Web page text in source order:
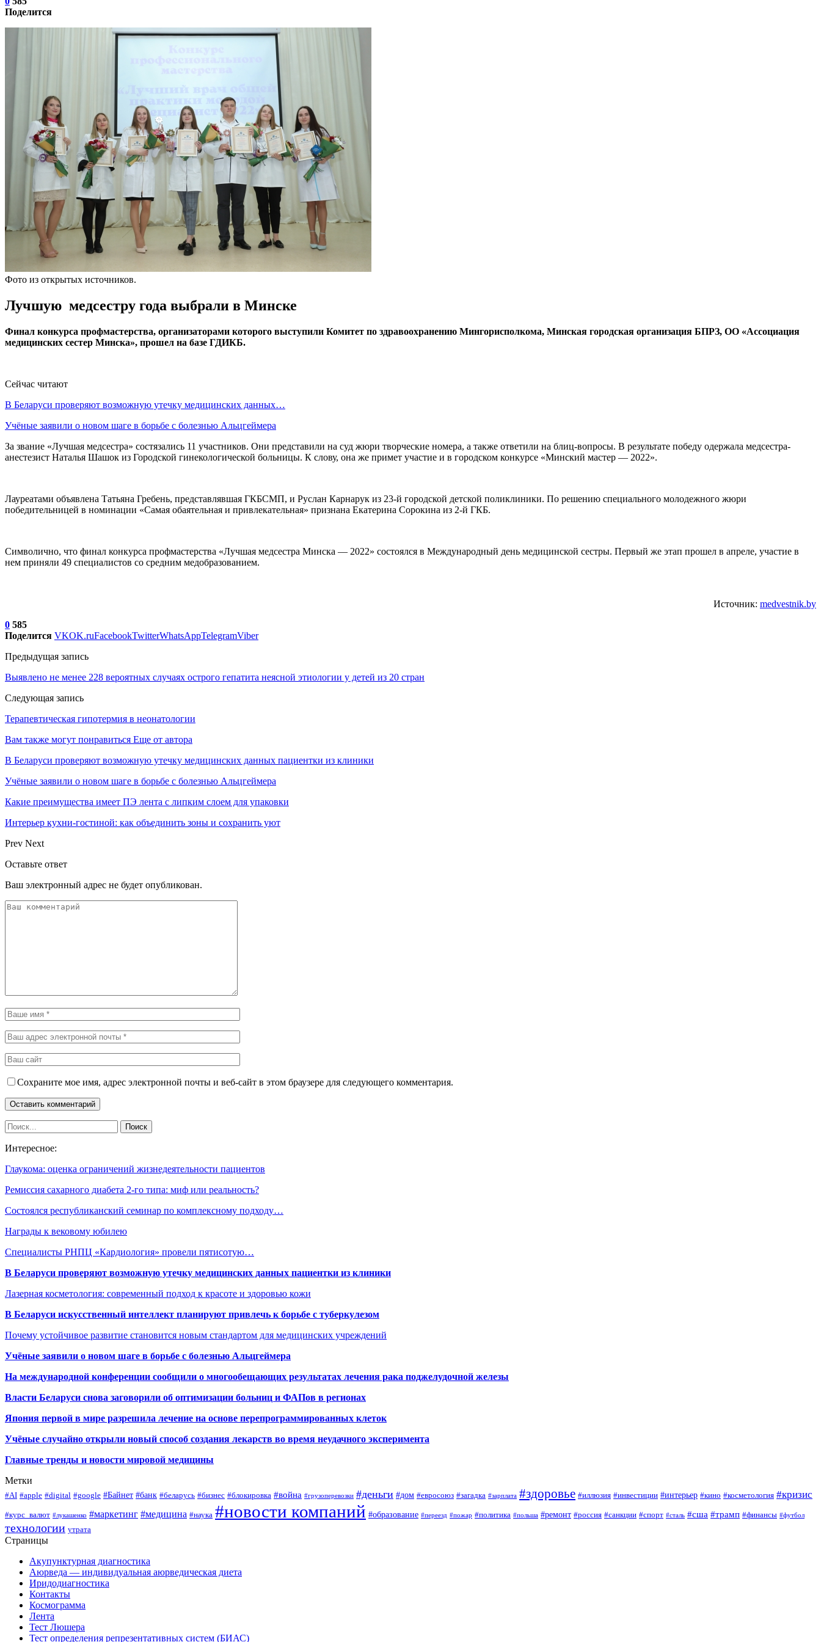
Поделится
Фото из открытых источников.
Лучшую медсестру года выбрали в Минске
Финал конкурса профмастерства, организаторами которого выступили Комитет по здравоохранению Мингорисполкома, Минская городская организация БПРЗ, ОО «Ассоциация
медицинских сестер Минска», прошел на базе ГДИКБ.
Сейчас читают
В Беларуси проверяют возможную утечку медицинских данных…
Учёные заявили о новом шаге в борьбе с болезнью Альцгеймера
За звание «Лучшая медсестра» состязались 11 участников. Они представили на суд жюри творческие номера, а также ответили на блиц-вопросы. В результате победу одержала медсестра-
анестезист Наталья Шашок из Городской гинекологической больницы. К слову, она же примет участие и в городском конкурсе «Минский мастер — 2022».
Лауреатами объявлена Татьяна Гребень, представлявшая ГКБСМП, и Руслан Карнарук из 23-й городской детской поликлиники. По решению специального молодежного жюри
победительницей в номинации «Самая обаятельная и привлекательная» признана Екатерина Сорокина из 2-й ГКБ.
Символично, что финал конкурса профмастерства «Лучшая медсестра Минска — 2022» состоялся в Международный день медицинской сестры. Первый же этап прошел в апреле, участие в
нем приняли 49 специалистов со средним медобразованием.
Источник: medvestnik.by
0 585
Поделится VKOK.ruFacebookTwitterWhatsAppTelegramViber
Предыдущая запись
Выявлено не менее 228 вероятных случаях острого гепатита неясной этиологии у детей из 20 стран
Следующая запись
Терапевтическая гипотермия в неонатологии
Вам также могут понравиться Еще от автора
В Беларуси проверяют возможную утечку медицинских данных пациентки из клиники
Учёные заявили о новом шаге в борьбе с болезнью Альцгеймера
Какие преимущества имеет ПЭ лента с липким слоем для упаковки
Интерьер кухни-гостиной: как объединить зоны и сохранить уют
Prev Next
Оставьте ответ
Ваш электронный адрес не будет опубликован.
Сохраните мое имя, адрес электронной почты и веб-сайт в этом браузере для следующего комментария.
Интересное:
Глаукома: оценка ограничений жизнедеятельности пациентов
Ремиссия сахарного диабета 2-го типа: миф или реальность?
Состоялся республиканский семинар по комплексному подходу…
Награды к вековому юбилею
Специалисты РНПЦ «Кардиология» провели пятисотую…
В Беларуси проверяют возможную утечку медицинских данных пациентки из клиники
Лазерная косметология: современный подход к красоте и здоровью кожи
В Беларуси искусственный интеллект планируют привлечь к борьбе с туберкулезом
Почему устойчивое развитие становится новым стандартом для медицинских учреждений
Учёные заявили о новом шаге в борьбе с болезнью Альцгеймера
На международной конференции сообщили о многообещающих результатах лечения рака поджелудочной железы
Власти Беларуси снова заговорили об оптимизации больниц и ФАПов в регионах
Япония первой в мире разрешила лечение на основе перепрограммированных клеток
Учёные случайно открыли новый способ создания лекарств во время неудачного эксперимента
Главные тренды и новости мировой медицины
Метки
#AI #apple #digital #google #Байнет #банк #беларусь #бизнес #блокировка #война #грузоперевозки #деньги #дом #евросоюз #загадка #зарплата #здоровье #иллюзия #инвестиции #интерьер #кино #косметология #кризис
#курс_валют #лукашенко #маркетинг #медицина #наука #новости компаний #образование #переезд #пожар #политика #польша #ремонт #россия #санкции #спорт #сталь #сша #трамп #финансы #футбол
технологии утрата
Страницы
Акупунктурная диагностика
Аюрведа — индивидуальная аюрведическая диета
Иридодиагностика
Контакты
Космограмма
Лента
Тест Люшера
Тест определения репрезентативных систем (БИАС)